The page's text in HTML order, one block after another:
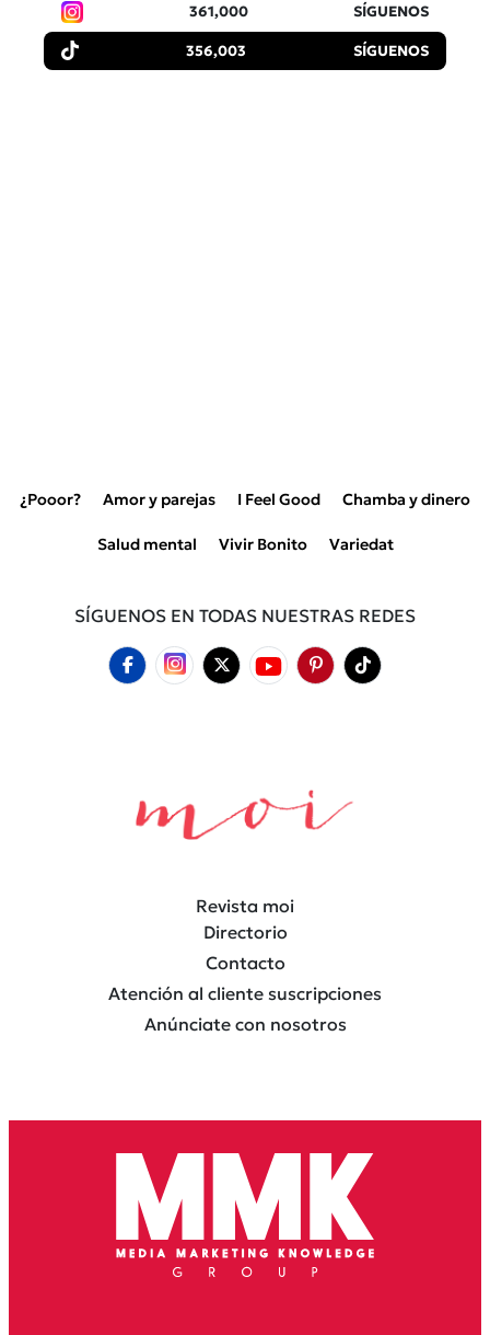
361,000 SÍGUENOS
356,003 SÍGUENOS
¿Pooor? Amor y parejas I Feel Good Chamba y dinero
Salud mental Vivir Bonito Variedat
SÍGUENOS EN TODAS NUESTRAS REDES
Revista moi
Directorio
Contacto
Atención al cliente suscripciones
Anúnciate con nosotros